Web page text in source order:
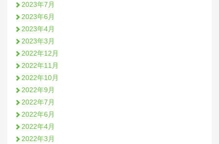
2023年7月
2023年6月
2023年4月
2023年3月
2022年12月
2022年11月
2022年10月
2022年9月
2022年7月
2022年6月
2022年4月
2022年3月